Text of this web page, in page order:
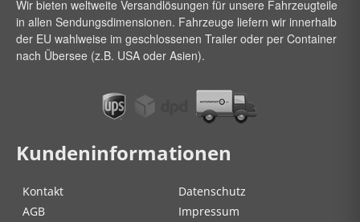
Wir bieten weltweite Versandlösungen für unsere Fahrzeugteile
in allen Sendungsdimensionen. Fahrzeuge liefern wir innerhalb
der EU wahlweise im geschlossenen Trailer oder per Container
nach Übersee (z.B. USA oder Asien).
Kundeninformationen
Kontakt
Datenschutz
AGB
Impressum